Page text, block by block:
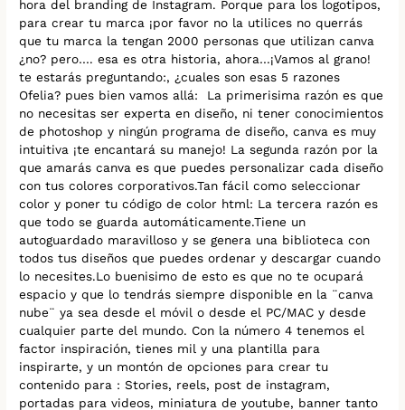
hora del branding de Instagram. Porque para los logotipos,
para crear tu marca ¡por favor no la utilices no querrás
que tu marca la tengan 2000 personas que utilizan canva
¿no? pero…. esa es otra historia, ahora…¡Vamos al grano!
te estarás preguntando:, ¿cuales son esas 5 razones
Ofelia? pues bien vamos allá: La primerisima razón es que
no necesitas ser experta en diseño, ni tener conocimientos
de photoshop y ningún programa de diseño, canva es muy
intuitiva ¡te encantará su manejo! La segunda razón por la
que amarás canva es que puedes personalizar cada diseño
con tus colores corporativos.Tan fácil como seleccionar
color y poner tu código de color html: La tercera razón es
que todo se guarda automáticamente.Tiene un
autoguardado maravilloso y se genera una biblioteca con
todos tus diseños que puedes ordenar y descargar cuando
lo necesites.Lo buenisimo de esto es que no te ocupará
espacio y que lo tendrás siempre disponible en la ¨canva
nube¨ ya sea desde el móvil o desde el PC/MAC y desde
cualquier parte del mundo. Con la número 4 tenemos el
factor inspiración, tienes mil y una plantilla para
inspirarte, y un montón de opciones para crear tu
contenido para : Stories, reels, post de instagram,
portadas para videos, miniatura de youtube, banner tanto